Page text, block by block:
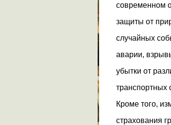
современном
защиты от
случайных
аварии,
убытки от
транспортных
Кроме того,
страхования